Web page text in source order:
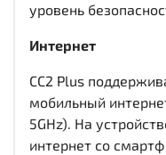
уровень
Интернет
CC2 Plus
мобильный
5GHz). На
интернет со